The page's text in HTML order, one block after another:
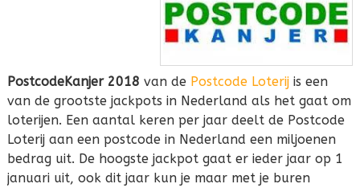
PostcodeKanjer 2018 van de Postcode Loterijis een
van de grootste jackpots in Nederland als het gaat om
loterijen. Een aantal keren per jaar deelt de Postcode
Loterij aan een postcode in Nederland een miljoenen
bedrag uit. De hoogste jackpot gaat er ieder jaar op 1
januari uit, ook dit jaar kun je maar met je buren